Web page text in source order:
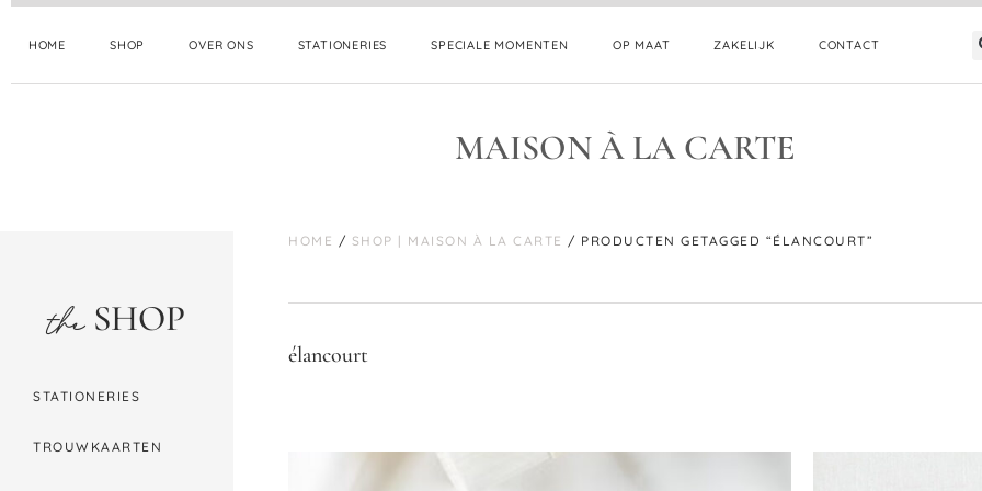
HOME SHOP OVER ONS STATIONERIES SPECIALE MOMENTEN OP MAAT ZAKELIJK CONTACT
MAISON À LA CARTE
theSHOP
STATIONERIES
TROUWKAARTEN
HOME / SHOP | MAISON À LA CARTE / PRODUCTEN GETAGGED “ÉLANCOURT”
élancourt